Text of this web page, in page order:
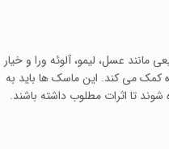
مانند عسل، لیمو، آلوئه‌ ورا و خیار
می کند. این ماسک‌ ها باید به
تا اثرات مطلوب داشته باشند.